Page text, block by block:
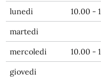
lunedi 10.00 -
martedi
mercoledi 10.00 -
giovedi